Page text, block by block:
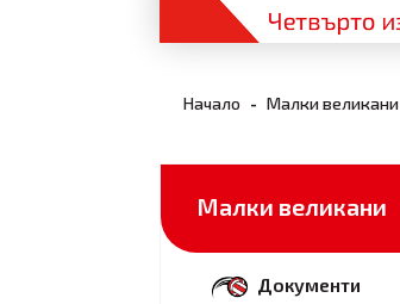
Начало Малки великани
Малки великани
Документи